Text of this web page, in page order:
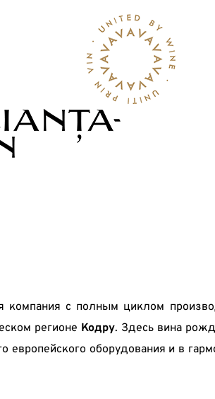
компания с полным циклом
регионе Кодру. Здесь вина
европейского оборудования и в